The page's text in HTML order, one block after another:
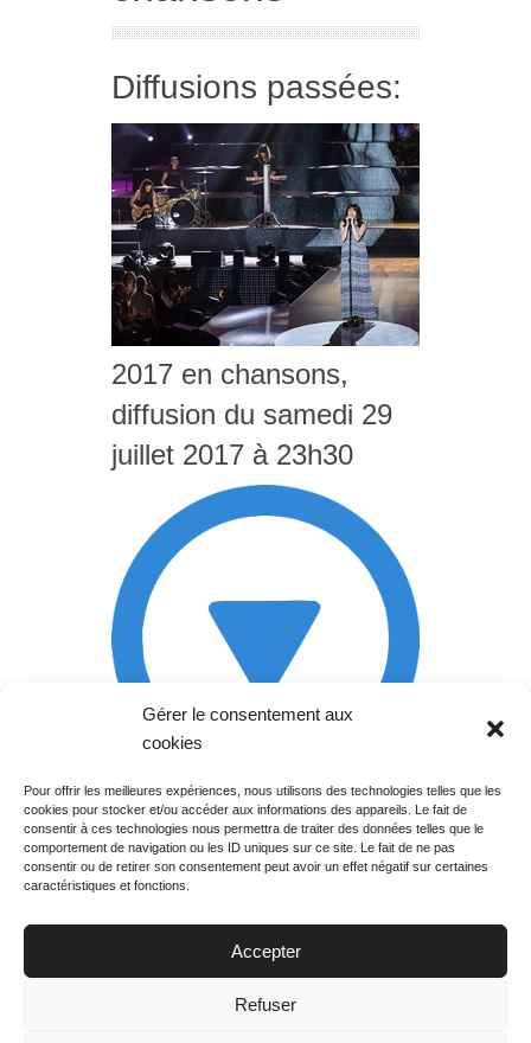
Gérer le consentement aux
cookies
Pour offrir les meilleures expériences, nous utilisons des technologies telles que les
cookies pour stocker et/ou accéder aux informations des appareils. Le fait de
consentir à ces technologies nous permettra de traiter des données telles que le
comportement de navigation ou les ID uniques sur ce site. Le fait de ne pas
consentir ou de retirer son consentement peut avoir un effet négatif sur certaines
caractéristiques et fonctions.
Accepter
Refuser
Diffusions passées:
2017 en chansons,
diffusion du samedi 29
juillet 2017 à 23h30
Rechercher votre
programme
Votre soirée :